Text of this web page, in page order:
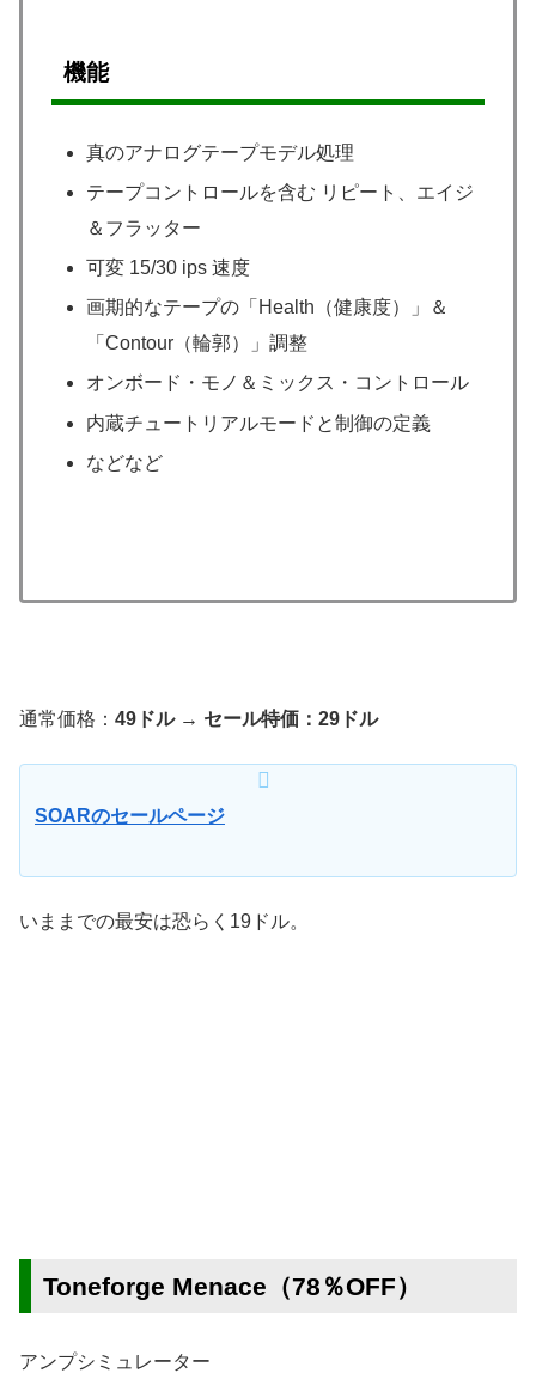
機能
真のアナログテープモデル処理
テープコントロールを含む リピート、エイジ
＆フラッター
可変 15/30 ips 速度
画期的なテープの「Health（健康度）」＆
「Contour（輪郭）」調整
オンボード・モノ＆ミックス・コントロール
内蔵チュートリアルモードと制御の定義
などなど
通常価格： 49ドル → セール特価：29ドル
SOARのセールページ
いままでの最安は恐らく19ドル。
Toneforge Menace（78％OFF）
アンプシミュレーター